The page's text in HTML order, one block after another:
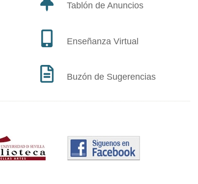
Tablón de Anuncios
Enseñanza Virtual
Buzón de Sugerencias